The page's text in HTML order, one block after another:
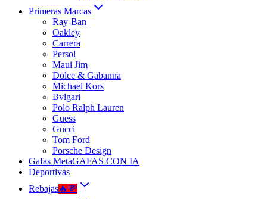
Primeras Marcas
Ray-Ban
Oakley
Carrera
Persol
Maui Jim
Dolce & Gabanna
Michael Kors
Bvlgari
Polo Ralph Lauren
Guess
Gucci
Tom Ford
Porsche Design
Gafas MetaGAFAS CON IA
Deportivas
Rebajas🔥💸